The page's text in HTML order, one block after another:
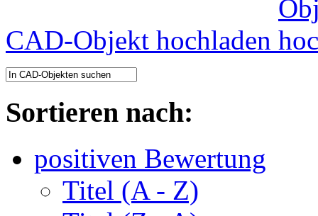
CAD-Objekt hochladen
Sortieren nach:
positiven Bewertung
Titel (A - Z)